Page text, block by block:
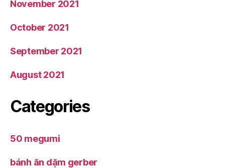
November 2021
October 2021
September 2021
August 2021
Categories
50 megumi
bánh ăn dặm gerber